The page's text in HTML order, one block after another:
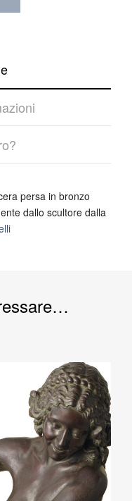
persa in bronzo
dallo scultore dalla